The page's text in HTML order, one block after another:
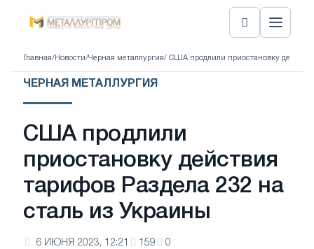
Главная/ Новости/Черная металлургия/ США продлили приостановку
ЧЕРНАЯ МЕТАЛЛУРГИЯ
США продлили
приостановку действия
тарифов Раздела 232 на
сталь из Украины
6 ИЮНЯ 2023, 12:21 159 0